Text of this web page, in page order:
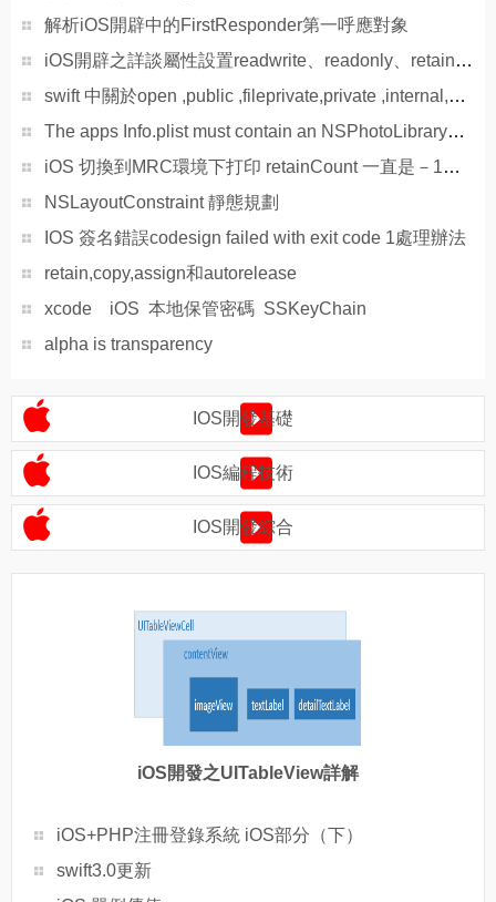
解析iOS開辟中的FirstResponder第一呼應對象
iOS開辟之詳談屬性設置readwrite、readonly、retain、copy、assign、nonatomic
swift 中關於open ,public ,fileprivate,private ,internal,修飾的闡明
The apps Info.plist must contain an NSPhotoLibraryUsageDescription key with a string value expl
iOS 切換到MRC環境下打印 retainCount 一直是－1或許一長串證書
NSLayoutConstraint 靜態規劃
IOS 簽名錯誤codesign failed with exit code 1處理辦法
retain,copy,assign和autorelease
xcode iOS 本地保管密碼 SSKeyChain
alpha is transparency
IOS開發基礎
IOS編程技術
IOS開發綜合
iOS開發之UITableView詳解
iOS+PHP注冊登錄系統 iOS部分（下）
swift3.0更新